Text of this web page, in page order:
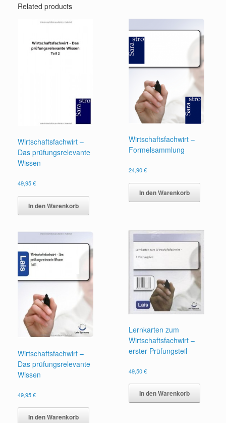
Related products
Wirtschaftsfachwirt –
Das prüfungsrelevante
Wissen
49,95€
In den Warenkorb
Wirtschaftsfachwirt –
Formelsammlung
24,90€
In den Warenkorb
Wirtschaftsfachwirt –
Das prüfungsrelevante
Wissen
49,95€
In den Warenkorb
Lernkarten zum
Wirtschaftsfachwirt –
erster Prüfungsteil
49,50€
In den Warenkorb